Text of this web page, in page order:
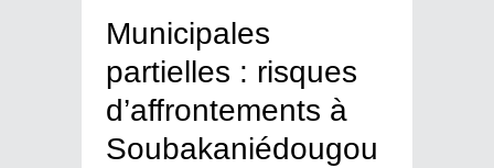
Municipales
partielles : risques
d’affrontements à
Soubakaniédougou